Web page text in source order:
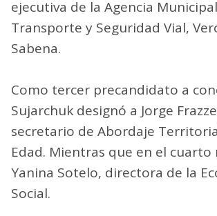
ejecutiva de la Agencia
Transporte y Seguridad Vial,
Sabena.
Como tercer precandidato a
Sujarchuk designó a Jorge
secretario de Abordaje
Edad. Mientras que en el cuarto
Yanina Sotelo, directora de la
Social.